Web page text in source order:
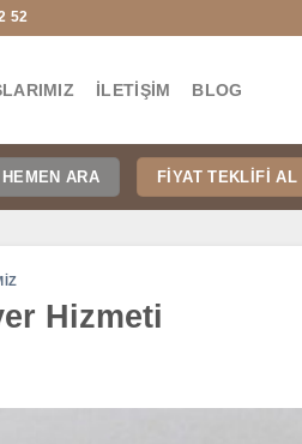
52
İLETIŞIM BLOG
HEMEN ARA FIYAT TEKLIFI AL
Hizmeti